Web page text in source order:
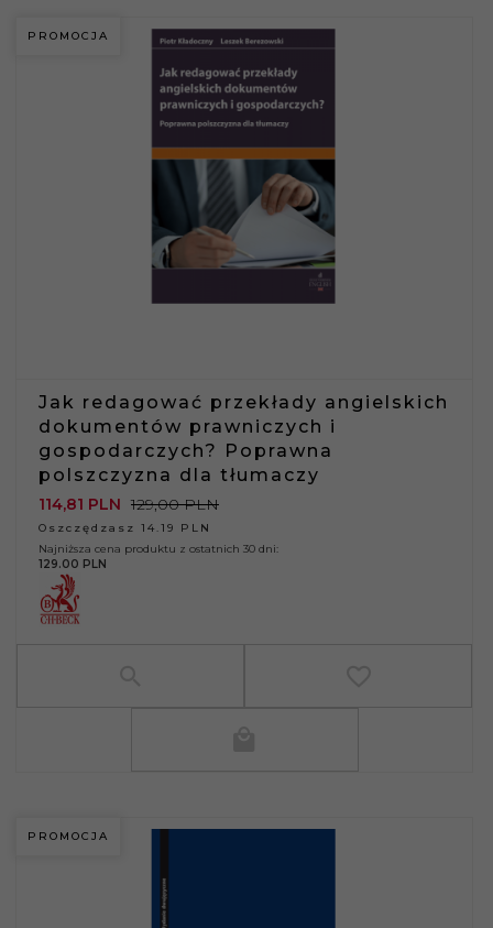
PROMOCJA
Jak redagować przekłady angielskich
dokumentów prawniczych i
gospodarczych? Poprawna
polszczyzna dla tłumaczy
114,81 PLN 129,00 PLN
Oszczędzasz 14.19 PLN
Najniższa cena produktu z ostatnich 30 dni:
129.00 PLN
PROMOCJA